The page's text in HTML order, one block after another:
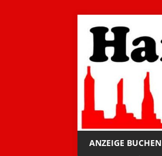
ANZEIGE BUCHEN